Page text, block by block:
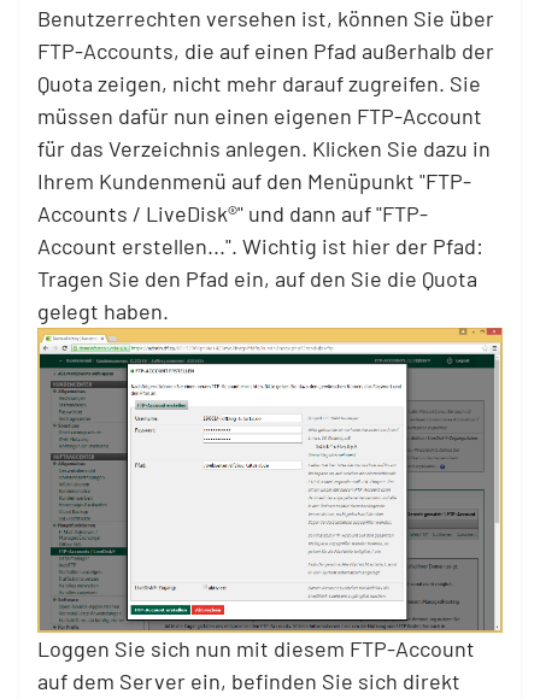
Benutzerrechten versehen ist, können Sie über
FTP-Accounts, die auf einen Pfad außerhalb der
Quota zeigen, nicht mehr darauf zugreifen. Sie
müssen dafür nun einen eigenen FTP-Account
für das Verzeichnis anlegen. Klicken Sie dazu in
Ihrem Kundenmenü auf den Menüpunkt "FTP-
Accounts / LiveDisk®" und dann auf "FTP-
Account erstellen...". Wichtig ist hier der Pfad:
Tragen Sie den Pfad ein, auf den Sie die Quota
gelegt haben.
Loggen Sie sich nun mit diesem FTP-Account
auf dem Server ein, befinden Sie sich direkt